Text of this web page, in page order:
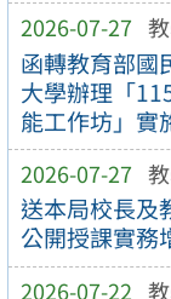
2026-07-27
函轉教育部國
大學辦理「
能工作坊」實
2026-07-27
送本局校長及
公開授課實務
2026-07-22